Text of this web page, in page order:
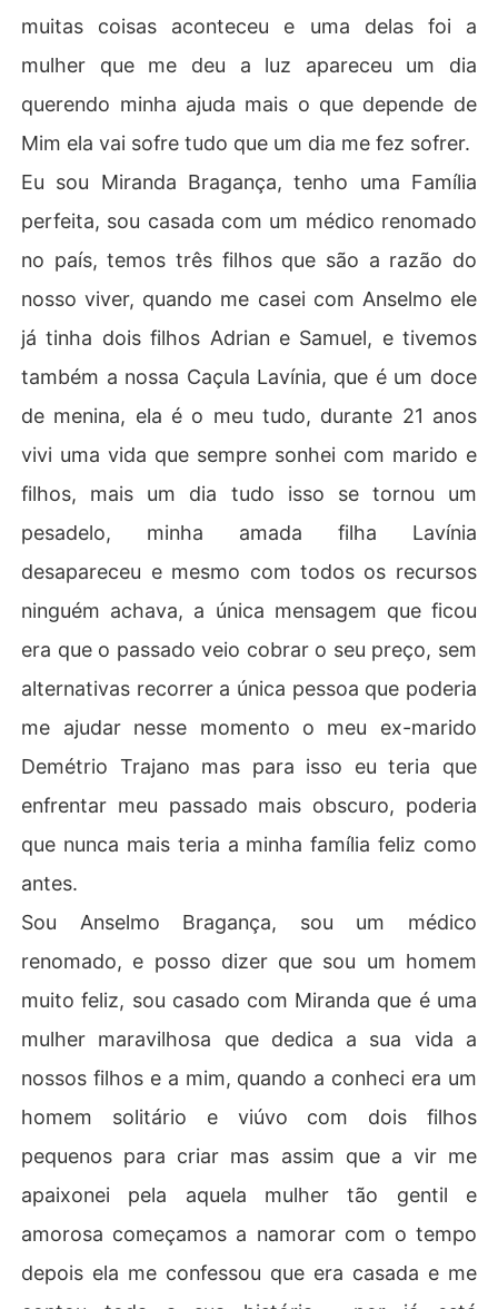
muitas coisas aconteceu e uma delas foi a
mulher que me deu a luz apareceu um dia
querendo minha ajuda mais o que depende de
Mim ela vai sofre tudo que um dia me fez sofrer.
Eu sou Miranda Bragança, tenho uma Família
perfeita, sou casada com um médico renomado
no país, temos três filhos que são a razão do
nosso viver, quando me casei com Anselmo ele
já tinha dois filhos Adrian e Samuel, e tivemos
também a nossa Caçula Lavínia, que é um doce
de menina, ela é o meu tudo, durante 21 anos
vivi uma vida que sempre sonhei com marido e
filhos, mais um dia tudo isso se tornou um
pesadelo, minha amada filha Lavínia
desapareceu e mesmo com todos os recursos
ninguém achava, a única mensagem que ficou
era que o passado veio cobrar o seu preço, sem
alternativas recorrer a única pessoa que poderia
me ajudar nesse momento o meu ex-marido
Demétrio Trajano mas para isso eu teria que
enfrentar meu passado mais obscuro, poderia
que nunca mais teria a minha família feliz como
antes.
Sou Anselmo Bragança, sou um médico
renomado, e posso dizer que sou um homem
muito feliz, sou casado com Miranda que é uma
mulher maravilhosa que dedica a sua vida a
nossos filhos e a mim, quando a conheci era um
homem solitário e viúvo com dois filhos
pequenos para criar mas assim que a vir me
apaixonei pela aquela mulher tão gentil e
amorosa começamos a namorar com o tempo
depois ela me confessou que era casada e me